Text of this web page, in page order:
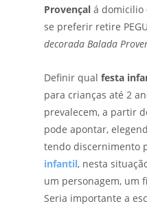
Provençal á domicilio
se preferir retire
decorada Balada
Definir qual festa
para crianças até 2
prevalecem, a partir
pode apontar,
tendo discernimento
infantil, nesta
um personagem, um
Seria importante a